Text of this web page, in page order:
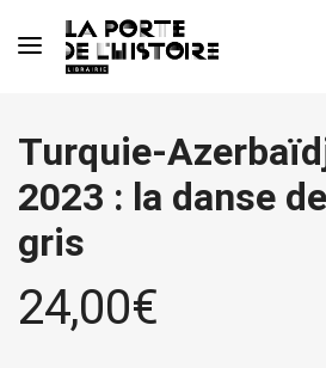
Turquie-
2023 : la danse
gris
24,00€